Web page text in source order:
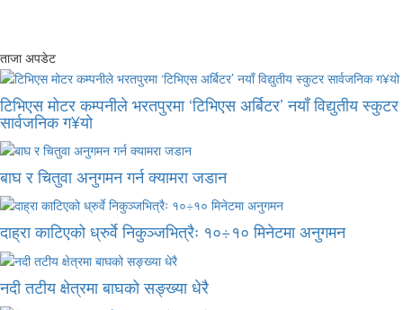
ताजा अपडेट
टिभिएस मोटर कम्पनीले भरतपुरमा ‘टिभिएस अर्बिटर’ नयाँ विद्युतीय स्कुटर
सार्वजनिक ग¥यो
बाघ र चितुवा अनुगमन गर्न क्यामरा जडान
दाह्रा काटिएको ध्रुर्वे निकुञ्जभित्रैः १०÷१० मिनेटमा अनुगमन
नदी तटीय क्षेत्रमा बाघको सङ्ख्या धेरै